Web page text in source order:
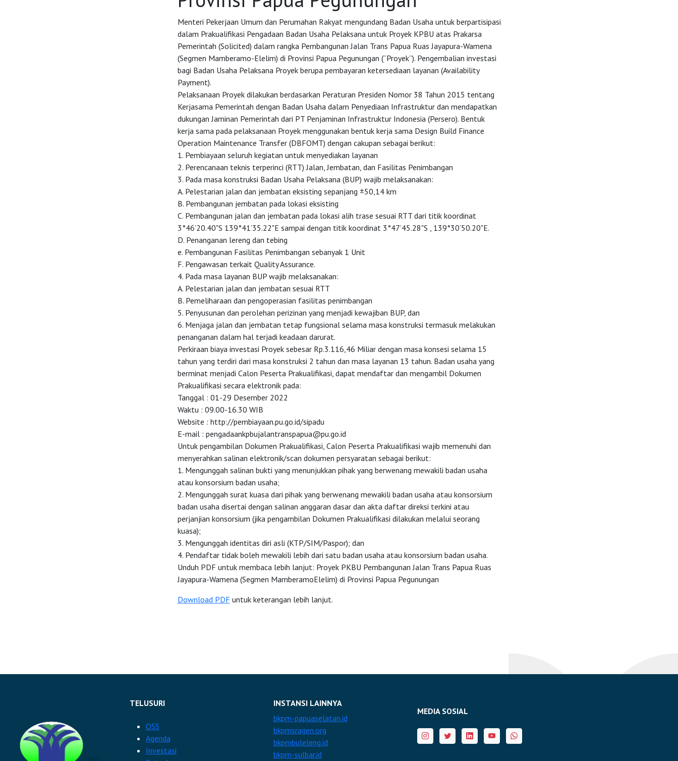
Menteri Pekerjaan Umum dan Perumahan Rakyat mengundang Badan Usaha untuk berpartisipasi
dalam Prakualifikasi Pengadaan Badan Usaha Pelaksana untuk Proyek KPBU atas Prakarsa
Pemerintah (Solicited) dalam rangka Pembangunan Jalan Trans Papua Ruas Jayapura-Wamena
(Segmen Mamberamo-Elelim) di Provinsi Papua Pegunungan (“Proyek”). Pengembalian investasi
bagi Badan Usaha Pelaksana Proyek berupa pembayaran ketersediaan layanan (Availability
Payment).
Pelaksanaan Proyek dilakukan berdasarkan Peraturan Presiden Nomor 38 Tahun 2015 tentang
Kerjasama Pemerintah dengan Badan Usaha dalam Penyediaan Infrastruktur dan mendapatkan
dukungan Jaminan Pemerintah dari PT Penjaminan Infrastruktur Indonesia (Persero). Bentuk
kerja sama pada pelaksanaan Proyek menggunakan bentuk kerja sama Design Build Finance
Operation Maintenance Transfer (DBFOMT) dengan cakupan sebagai berikut:
1. Pembiayaan seluruh kegiatan untuk menyediakan layanan
2. Perencanaan teknis terperinci (RTT) Jalan, Jembatan, dan Fasilitas Penimbangan
3. Pada masa konstruksi Badan Usaha Pelaksana (BUP) wajib melaksanakan:
A. Pelestarian jalan dan jembatan eksisting sepanjang ±50,14 km
B. Pembangunan jembatan pada lokasi eksisting
C. Pembangunan jalan dan jembatan pada lokasi alih trase sesuai RTT dari titik koordinat
3°46’20.40"S 139°41’35.22"E sampai dengan titik koordinat 3°47’45.28"S , 139°30’50.20"E.
D. Penanganan lereng dan tebing
e. Pembangunan Fasilitas Penimbangan sebanyak 1 Unit
F. Pengawasan terkait Quality Assurance.
4. Pada masa layanan BUP wajib melaksanakan:
A. Pelestarian jalan dan jembatan sesuai RTT
B. Pemeliharaan dan pengoperasian fasilitas penimbangan
5. Penyusunan dan perolehan perizinan yang menjadi kewajiban BUP, dan
6. Menjaga jalan dan jembatan tetap fungsional selama masa konstruksi termasuk melakukan
penanganan dalam hal terjadi keadaan darurat.
Perkiraan biaya investasi Proyek sebesar Rp.3.116,46 Miliar dengan masa konsesi selama 15
tahun yang terdiri dari masa konstruksi 2 tahun dan masa layanan 13 tahun. Badan usaha yang
berminat menjadi Calon Peserta Prakualifikasi, dapat mendaftar dan mengambil Dokumen
Prakualifikasi secara elektronik pada:
Tanggal : 01-29 Desember 2022
Waktu : 09.00-16.30 WIB
Website : http://pembiayaan.pu.go.id/sipadu
E-mail : pengadaankpbujalantranspapua@pu.go.id
Untuk pengambilan Dokumen Prakualifikasi, Calon Peserta Prakualifikasi wajib memenuhi dan
menyerahkan salinan elektronik/scan dokumen persyaratan sebagai berikut:
1. Mengunggah salinan bukti yang menunjukkan pihak yang berwenang mewakili badan usaha
atau konsorsium badan usaha;
2. Mengunggah surat kuasa dari pihak yang berwenang mewakili badan usaha atau konsorsium
badan usaha disertai dengan salinan anggaran dasar dan akta daftar direksi terkini atau
perjanjian konsorsium (jika pengambilan Dokumen Prakualifikasi dilakukan melalui seorang
kuasa);
3. Mengunggah identitas diri asli (KTP/SIM/Paspor); dan
4. Pendaftar tidak boleh mewakili lebih dari satu badan usaha atau konsorsium badan usaha.
Unduh PDF untuk membaca lebih lanjut: Proyek PKBU Pembangunan Jalan Trans Papua Ruas
Jayapura-Wamena (Segmen MamberamoElelim) di Provinsi Papua Pegunungan
Download PDF untuk keterangan lebih lanjut.
TELUSURI
OSS
Agenda
Investasi
INSTANSI LAINNYA
bkpm-papuaselatan.id
bkpmsragen.org
bkpmbuleleng.id
bkpm-sulbar.id
MEDIA SOSIAL